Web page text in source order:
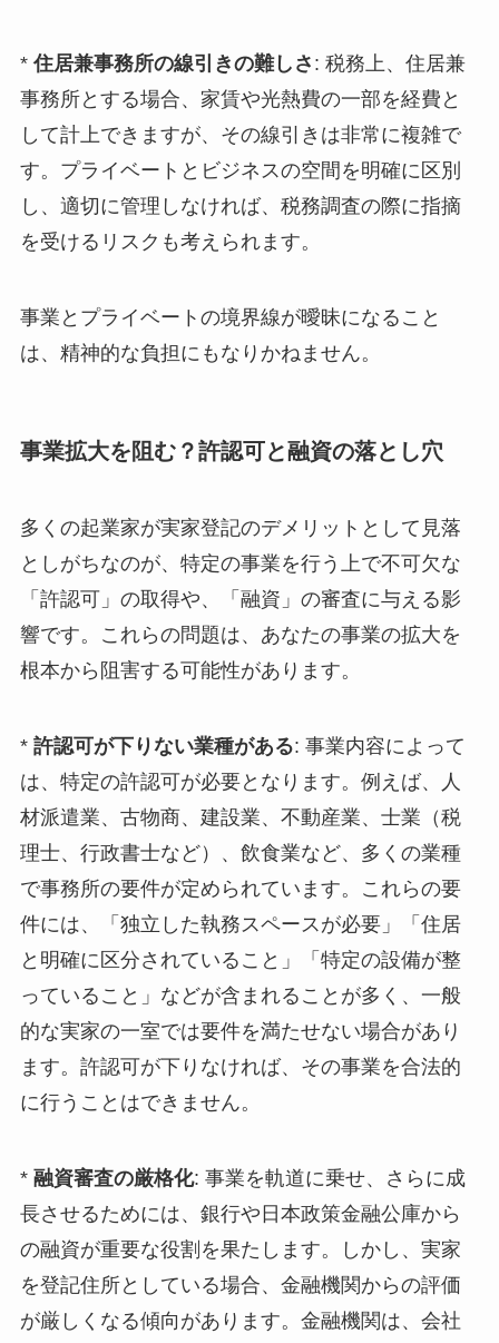
* 住居兼事務所の線引きの難しさ : 税務上、住居兼
事務所とする場合、家賃や光熱費の一部を経費と
して計上できますが、その線引きは非常に複雑で
す。プライベートとビジネスの空間を明確に区別
し、適切に管理しなければ、税務調査の際に指摘
を受けるリスクも考えられます。
事業とプライベートの境界線が曖昧になること
は、精神的な負担にもなりかねません。
事業拡大を阻む？許認可と融資の落とし穴
多くの起業家が実家登記のデメリットとして見落
としがちなのが、特定の事業を行う上で不可欠な
「許認可」の取得や、「融資」の審査に与える影
響です。これらの問題は、あなたの事業の拡大を
根本から阻害する可能性があります。
* 許認可が下りない業種がある: 事業内容によって
は、特定の許認可が必要となります。例えば、人
材派遣業、古物商、建設業、不動産業、士業（税
理士、行政書士など）、飲食業など、多くの業種
で事務所の要件が定められています。これらの要
件には、「独立した執務スペースが必要」「住居
と明確に区分されていること」「特定の設備が整
っていること」などが含まれることが多く、一般
的な実家の一室では要件を満たせない場合があり
ます。許認可が下りなければ、その事業を合法的
に行うことはできません。
* 融資審査の厳格化: 事業を軌道に乗せ、さらに成
長させるためには、銀行や日本政策金融公庫から
の融資が重要な役割を果たします。しかし、実家
を登記住所としている場合、金融機関からの評価
が厳しくなる傾向があります。金融機関は、会社